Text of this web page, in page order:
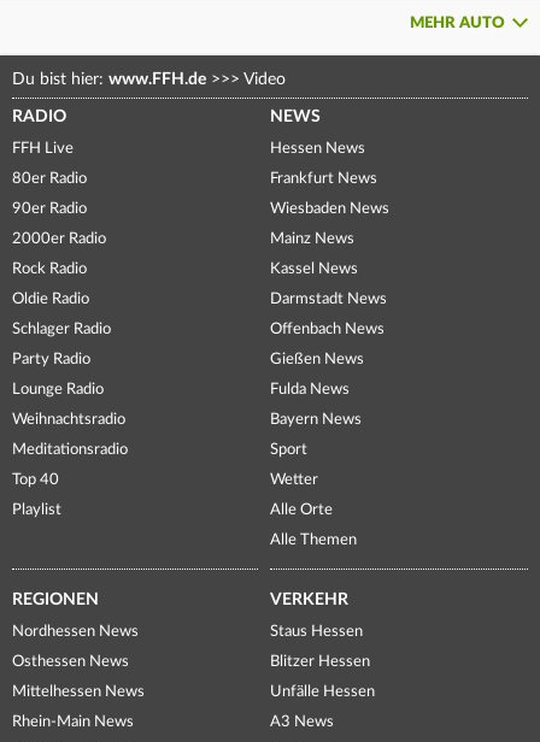
MEHR AUTO
Du bist hier: www.FFH.de >>> Video
RADIO
FFH Live
80er Radio
90er Radio
2000er Radio
Rock Radio
Oldie Radio
Schlager Radio
Party Radio
Lounge Radio
Weihnachtsradio
Meditationsradio
Top 40
Playlist
NEWS
Hessen News
Frankfurt News
Wiesbaden News
Mainz News
Kassel News
Darmstadt News
Offenbach News
Gießen News
Fulda News
Bayern News
Sport
Wetter
Alle Orte
Alle Themen
REGIONEN
Nordhessen News
Osthessen News
Mittelhessen News
Rhein-Main News
VERKEHR
Staus Hessen
Blitzer Hessen
Unfälle Hessen
A3 News